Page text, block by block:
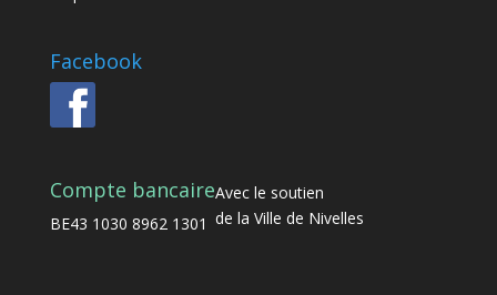
Facebook
Compte bancaire
BE43 1030 8962 1301
Avec le soutien
de la Ville de Nivelles